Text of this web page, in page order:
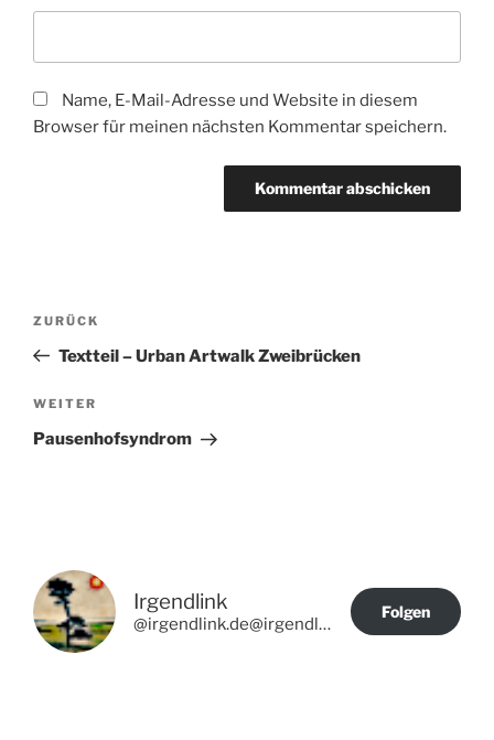
Name, E-Mail-Adresse und Website in diesem
Browser für meinen nächsten Kommentar speichern.
Beitragsnavigation
Vorheriger
Beitrag
ZURÜCK
Textteil – Urban Artwalk Zweibrücken
Nächster
Beitrag
WEITER
Pausenhofsyndrom
Irgendlink
@irgendlink.de@irgendlink.de
Folgen